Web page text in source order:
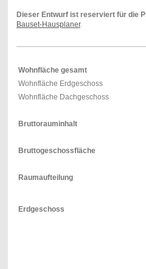
Dieser Entwurf ist reserviert für die
Bauset-Hausplaner.
Wohnfläche gesamt
Wohnfläche Erdgeschoss
Wohnfläche Dachgeschoss
Bruttorauminhalt
Bruttogeschossfläche
Raumaufteilung
Erdgeschoss